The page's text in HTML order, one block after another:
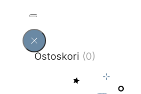
Ostoskori (0)